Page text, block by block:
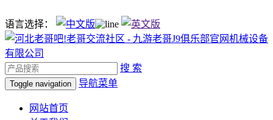
语言选择：
搜 索
Toggle navigation 导航菜单
网站首页